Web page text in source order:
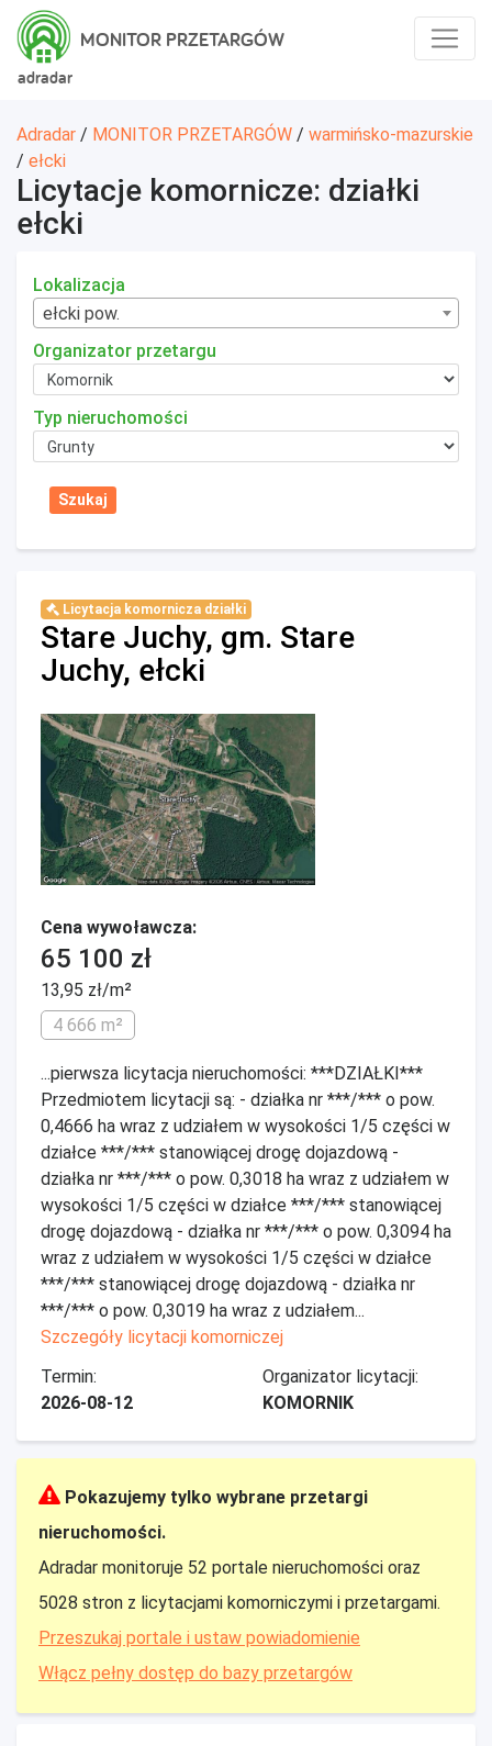
adradar
MONITOR PRZETARGÓW
Adradar / MONITOR PRZETARGÓW / warmińsko-mazurskie
/ ełcki
Licytacje komornicze: działki
ełcki
Lokalizacja
ełcki pow.
Organizator przetargu
Typ nieruchomości
Licytacja komornicza działki
Stare Juchy, gm. Stare
Juchy, ełcki
Cena wywoławcza:
65 100 zł
13,95 zł/m²
4 666 m²
...pierwsza licytacja nieruchomości: ***DZIAŁKI***
Przedmiotem licytacji są: - działka nr ***/*** o pow.
0,4666 ha wraz z udziałem w wysokości 1/5 części w
działce ***/*** stanowiącej drogę dojazdową -
działka nr ***/*** o pow. 0,3018 ha wraz z udziałem w
wysokości 1/5 części w działce ***/*** stanowiącej
drogę dojazdową - działka nr ***/*** o pow. 0,3094 ha
wraz z udziałem w wysokości 1/5 części w działce
***/*** stanowiącej drogę dojazdową - działka nr
***/*** o pow. 0,3019 ha wraz z udziałem...
Szczegóły licytacji komorniczej
Termin:
2026-08-12
Organizator licytacji:
KOMORNIK
Pokazujemy tylko wybrane przetargi
nieruchomości.
Adradar monitoruje 52 portale nieruchomości oraz
5028 stron z licytacjami komorniczymi i przetargami.
Przeszukaj portale i ustaw powiadomienie
Włącz pełny dostęp do bazy przetargów